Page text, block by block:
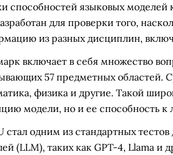
способностей языковых
для проверки того,
из разных дисциплин,
включает в себя множество
57 предметных областей.
физика и другие. Такой
модели, но и ее способность к
стал одним из стандартных
(LLM), таких как GPT-4, Llama и